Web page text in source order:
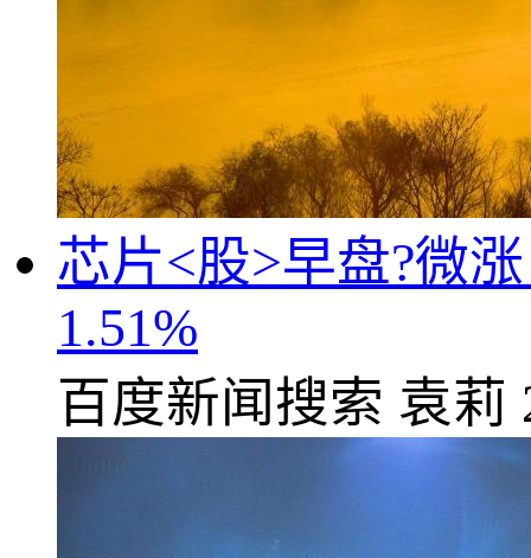
芯片<股>早盘?微
1.51%
百度新闻搜索 袁莉